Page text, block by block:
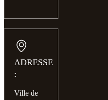
ADRESSE
:
Ville de